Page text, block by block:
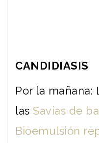
CANDIDIASIS
Por la mañana:
las Savias de
Bioemulsión